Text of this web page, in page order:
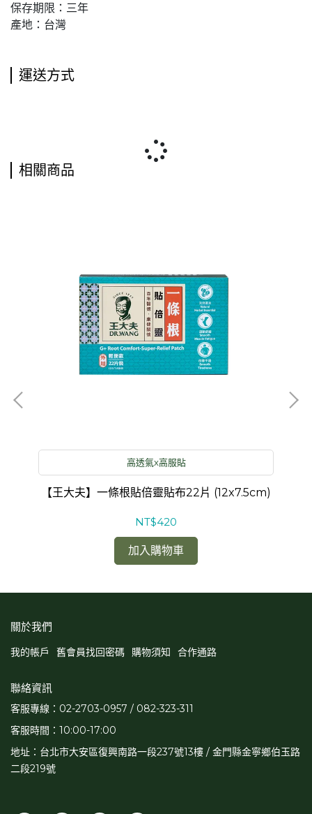
保存期限：三年
產地：台灣
運送方式
相關商品
高透氣x高服貼
【王大夫】一條根貼倍靈貼布22片 (12x7.5cm)
NT$420
加入購物車
關於我們
我的帳戶 舊會員找回密碼 購物須知 合作通路
聯絡資訊
客服專線：02-2703-0957 / 082-323-311
客服時間：10:00-17:00
地址：台北市大安區復興南路一段237號13樓 / 金門縣金寧鄉伯玉路
二段219號